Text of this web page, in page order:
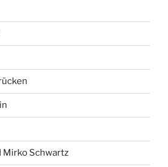
Mirko Schwartz